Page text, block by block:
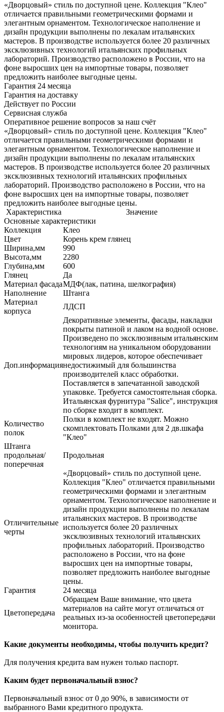
«Дворцовый» стиль по доступной цене. Коллекция "Клео"
отличается правильными геометрическими формами и
элегантным орнаментом. Технологическое наполнение и
дизайн продукции выполнены по лекалам итальянских
мастеров. В производстве используется более 20 различных
эксклюзивных технологий итальянских профильных
лабораторий. Производство расположено в России, что на
фоне выросших цен на импортные товары, позволяет
предложить наиболее выгодные цены.
Гарантия 24 месяца
Гарантия на доставку
Действует по России
Сервисная служба
Оперативное решение вопросов за наш счёт
«Дворцовый» стиль по доступной цене. Коллекция "Клео"
отличается правильными геометрическими формами и
элегантным орнаментом. Технологическое наполнение и
дизайн продукции выполнены по лекалам итальянских
мастеров. В производстве используется более 20 различных
эксклюзивных технологий итальянских профильных
лабораторий. Производство расположено в России, что на
фоне выросших цен на импортные товары, позволяет
предложить наиболее выгодные цены.
Характеристика
Значение
Основные характеристики
Коллекция
Клео
Цвет
Корень крем глянец
Ширина,мм
990
Высота,мм
2280
Глубина,мм
600
Глянец
Да
Материал фасадаМДФ(лак, патина, шелкография)
Наполнение
Штанга
Материал
корпуса
ЛДСП
Доп.информация
Декоративные элементы, фасады, накладки
покрыты патиной и лаком на водной основе.
Произведено по эксклюзивным итальянским
технологиям на уникальном оборудовании
мировых лидеров, которое обеспечивает
недостижимый для большинства
производителей класс обработки.
Поставляется в запечатанной заводской
упаковке. Требуется самостоятельная сборка.
Итальянская фурнитура "Salice", инструкция
по сборке входит в комплект.
Количество
полок
Полки в комплект не входят. Можно
скомплектовать Полками для 2 дв.шкафа
"Клео"
Штанга
продольная/
поперечная
Продольная
Отличительные
черты
«Дворцовый» стиль по доступной цене.
Коллекция "Клео" отличается правильными
геометрическими формами и элегантным
орнаментом. Технологическое наполнение и
дизайн продукции выполнены по лекалам
итальянских мастеров. В производстве
используется более 20 различных
эксклюзивных технологий итальянских
профильных лабораторий. Производство
расположено в России, что на фоне
выросших цен на импортные товары,
позволяет предложить наиболее выгодные
цены.
Гарантия
24 месяца
Цветопередача
Обращаем Ваше внимание, что цвета
материалов на сайте могут отличаться от
реальных из-за особенностей цветопередачи
монитора.
Какие документы необходимы, чтобы получить кредит?
Для получения кредита вам нужен только паспорт.
Каким будет первоначальный взнос?
Первоначальный взнос от 0 до 90%, в зависимости от
выбранного Вами кредитного продукта.